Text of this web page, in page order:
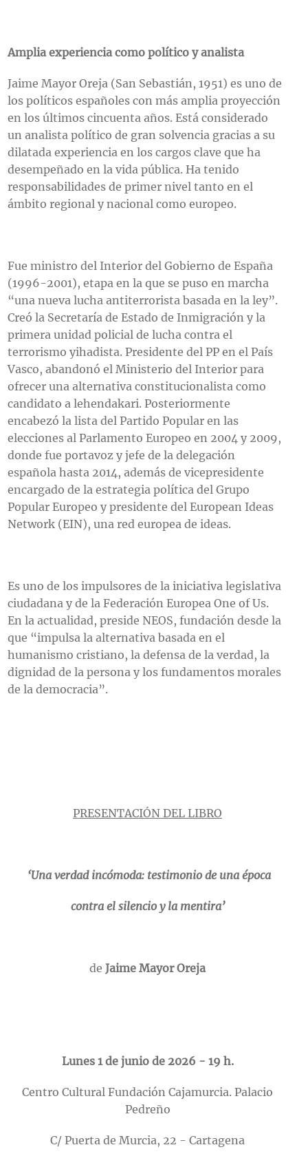
Amplia experiencia como político y analista
Jaime Mayor Oreja (San Sebastián, 1951) es uno de
los políticos españoles con más amplia proyección
en los últimos cincuenta años. Está considerado
un analista político de gran solvencia gracias a su
dilatada experiencia en los cargos clave que ha
desempeñado en la vida pública. Ha tenido
responsabilidades de primer nivel tanto en el
ámbito regional y nacional como europeo.
Fue ministro del Interior del Gobierno de España
(1996-2001), etapa en la que se puso en marcha
“una nueva lucha antiterrorista basada en la ley”.
Creó la Secretaría de Estado de Inmigración y la
primera unidad policial de lucha contra el
terrorismo yihadista. Presidente del PP en el País
Vasco, abandonó el Ministerio del Interior para
ofrecer una alternativa constitucionalista como
candidato a lehendakari. Posteriormente
encabezó la lista del Partido Popular en las
elecciones al Parlamento Europeo en 2004 y 2009,
donde fue portavoz y jefe de la delegación
española hasta 2014, además de vicepresidente
encargado de la estrategia política del Grupo
Popular Europeo y presidente del European Ideas
Network (EIN), una red europea de ideas.
Es uno de los impulsores de la iniciativa legislativa
ciudadana y de la Federación Europea One of Us.
En la actualidad, preside NEOS, fundación desde la
que “impulsa la alternativa basada en el
humanismo cristiano, la defensa de la verdad, la
dignidad de la persona y los fundamentos morales
de la democracia”.
PRESENTACIÓN DEL LIBRO
‘Una verdad incómoda: testimonio de una época
contra el silencio y la mentira’
deJaime Mayor Oreja
Lunes 1 de junio de 2026 - 19 h.
Centro Cultural Fundación Cajamurcia. Palacio
Pedreño
C/ Puerta de Murcia, 22 - Cartagena